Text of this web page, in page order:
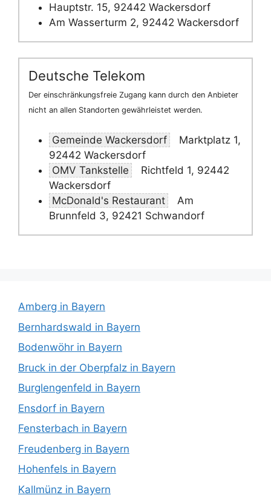
Hauptstr. 15, 92442 Wackersdorf
Am Wasserturm 2, 92442 Wackersdorf
Deutsche Telekom
Der einschränkungsfreie Zugang kann durch den Anbieter
nicht an allen Standorten gewährleistet werden.
Gemeinde Wackersdorf
Marktplatz 1,
92442 Wackersdorf
OMV Tankstelle
Richtfeld 1, 92442
Wackersdorf
McDonald's Restaurant
Am
Brunnfeld 3, 92421 Schwandorf
Amberg in Bayern
Bernhardswald in Bayern
Bodenwöhr in Bayern
Bruck in der Oberpfalz in Bayern
Burglengenfeld in Bayern
Ensdorf in Bayern
Fensterbach in Bayern
Freudenberg in Bayern
Hohenfels in Bayern
Kallmünz in Bayern